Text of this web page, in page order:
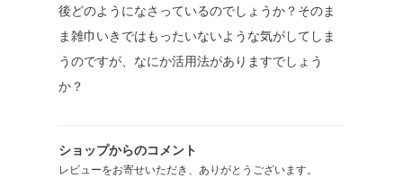
後どのようになさっているのでしょうか？そのま
ま雑巾いきではもったいないような気がしてしま
うのですが、なにか活用法がありますでしょう
か？
ショップからのコメント
レビューをお寄せいただき、ありがとうございます。